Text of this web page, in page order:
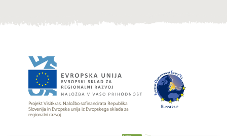
Projekt Visitkras. Naložbo sofinancirata Republika
Slovenija in Evropska unija iz Evropskega sklada za
regionalni razvoj.